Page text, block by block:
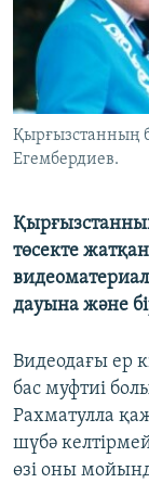
ЖАЗЫЛЫҢЫЗ
Басқа
Қырғызстанның
Егембердиев.
төсекте
дауына және
Видеодағы ер
бас муфтиі
Рахматулла
шүбә
өзі оны